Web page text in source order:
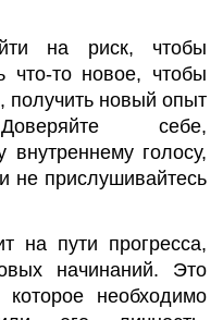
на риск, чтобы
что-то новое, чтобы
получить новый опыт
себе,
внутреннему голосу,
не прислушивайтесь
на пути прогресса,
начинаний. Это
необходимо